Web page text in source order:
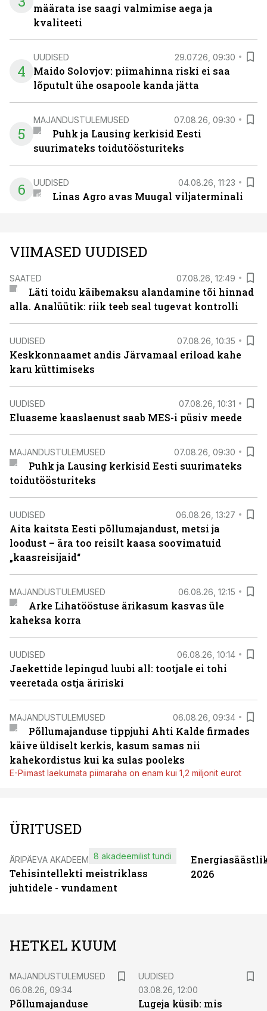
määrata ise saagi valmimise aega ja
kvaliteeti
4
UUDISED 29.07.26, 09:30
Maido Solovjov: piimahinna riski ei saa
lõputult ühe osapoole kanda jätta
5
MAJANDUSTULEMUSED 07.08.26, 09:30
Puhk ja Lausing kerkisid Eesti
suurimateks toidutöösturiteks
6 UUDISED 04.08.26, 11:23
Linas Agro avas Muugal viljaterminali
VIIMASED UUDISED
SAATED 07.08.26, 12:49
Läti toidu käibemaksu alandamine tõi hinnad
alla. Analüütik: riik teeb seal tugevat kontrolli
UUDISED 07.08.26, 10:35
Keskkonnaamet andis Järvamaal eriload kahe
karu küttimiseks
UUDISED 07.08.26, 10:31
Eluaseme kaaslaenust saab MES-i püsiv meede
MAJANDUSTULEMUSED 07.08.26, 09:30
Puhk ja Lausing kerkisid Eesti suurimateks
toidutöösturiteks
UUDISED 06.08.26, 13:27
Aita kaitsta Eesti põllumajandust, metsi ja
loodust – ära too reisilt kaasa soovimatuid
„kaasreisijaid“
MAJANDUSTULEMUSED 06.08.26, 12:15
Arke Lihatööstuse ärikasum kasvas üle
kaheksa korra
UUDISED 06.08.26, 10:14
Jaekettide lepingud luubi all: tootjale ei tohi
veeretada ostja äririski
MAJANDUSTULEMUSED 06.08.26, 09:34
Põllumajanduse tippjuhi Ahti Kalde firmades
käive üldiselt kerkis, kasum samas nii
kahekordistus kui ka sulas pooleks
E-Piimast laekumata piimaraha on enam kui 1,2 miljonit eurot
ÜRITUSED
ÄRIPÄEVA AKADEEMIA
Tehisintellekti meistriklass
juhtidele - vundament
8 akadeemilist tundi
2026
HETKEL KUUM
MAJANDUSTULEMUSED
06.08.26, 09:34
Põllumajanduse
UUDISED
03.08.26, 12:00
Lugeja küsib: mis